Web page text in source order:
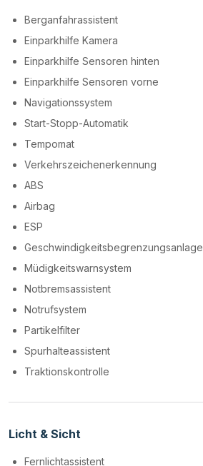
Berganfahrassistent
Einparkhilfe Kamera
Einparkhilfe Sensoren hinten
Einparkhilfe Sensoren vorne
Navigationssystem
Start-Stopp-Automatik
Tempomat
Verkehrszeichenerkennung
ABS
Airbag
ESP
Geschwindigkeitsbegrenzungsanlage
Müdigkeitswarnsystem
Notbremsassistent
Notrufsystem
Partikelfilter
Spurhalteassistent
Traktionskontrolle
Licht & Sicht
Fernlichtassistent